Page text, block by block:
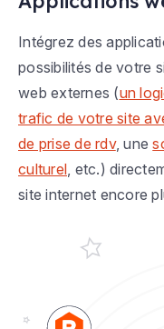
Intégrez des
possibilités de votre
web externes (un
trafic de votre site
de prise de rdv, une
culturel, etc.)
site internet encore